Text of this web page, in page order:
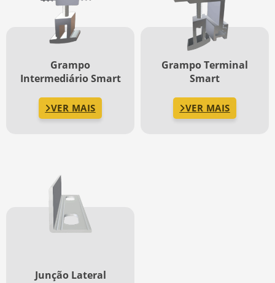
Grampo
Intermediário Smart
VER MAIS
Grampo Terminal
Smart
VER MAIS
Junção Lateral